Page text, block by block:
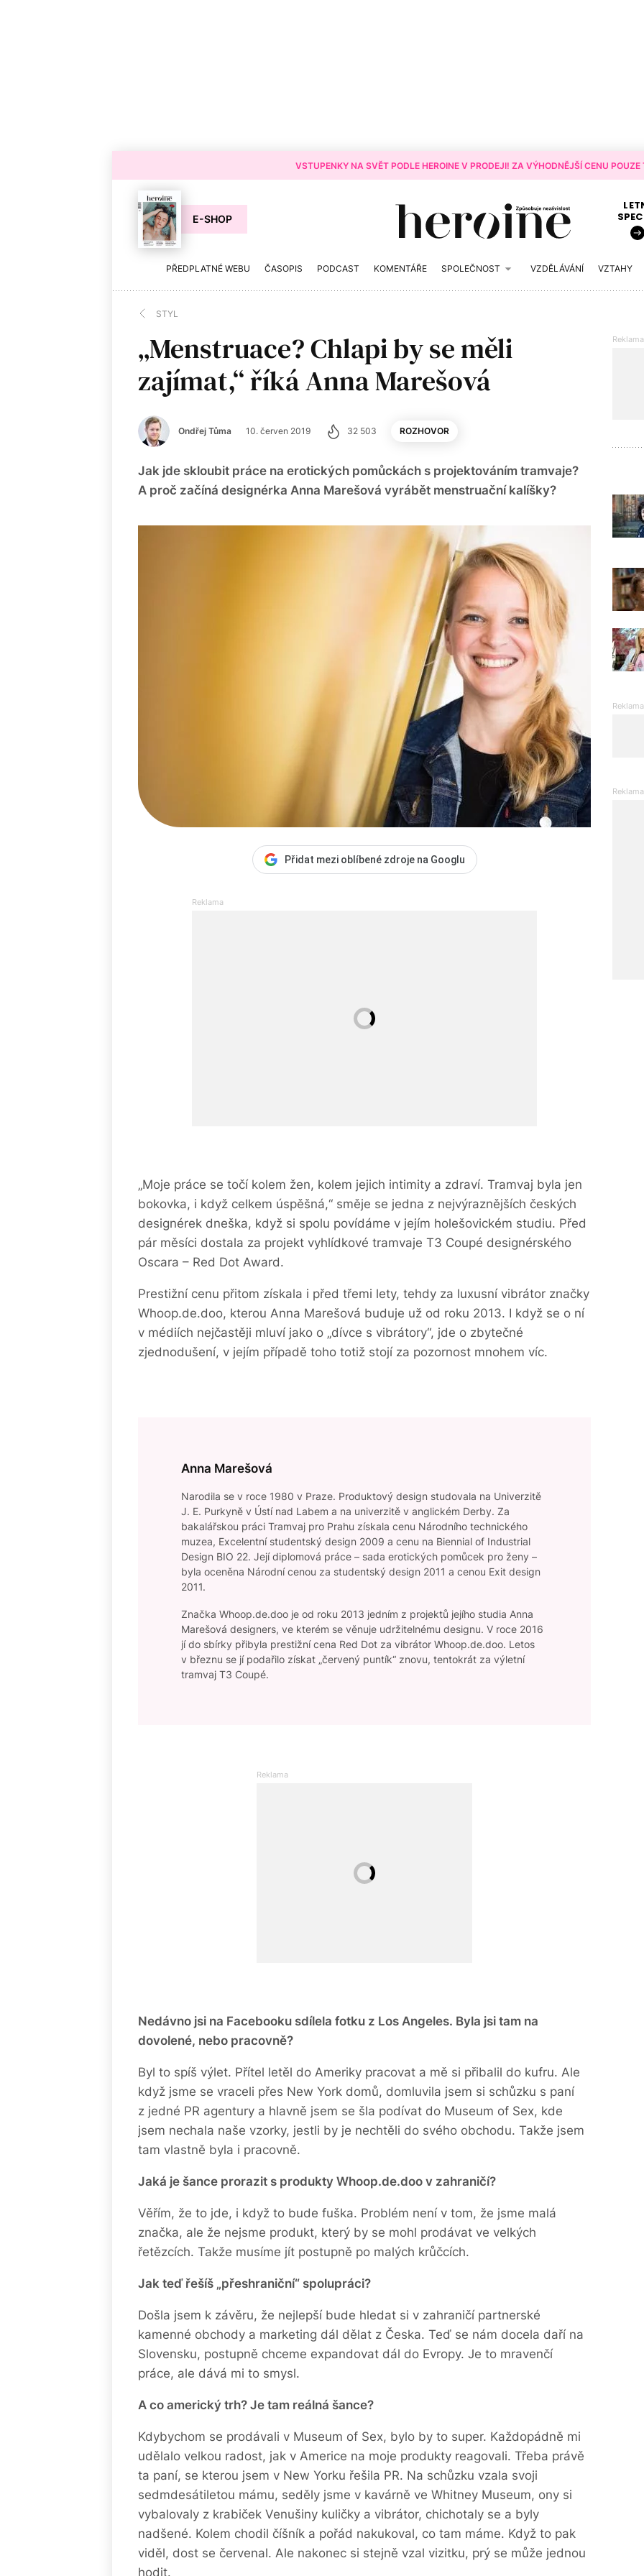
VSTUPENKY NA SVĚT PODLE HEROINE V PRODEJI! ZA VÝHODNĚJŠÍ CENU
E-SHOP
PŘEDPLATNÉ WEBU ČASOPIS PODCAST KOMENTÁŘE SPOLEČNOST VZDĚLÁVÁNÍ VZTAHY
STYL
„Menstruace? Chlapi by se měli
zajímat,“ říká Anna Marešová
Ondřej Tůma 10. červen 2019 32 503 ROZHOVOR
Jak jde skloubit práce na erotických pomůckách s projektováním tramvaje?
A proč začíná designérka Anna Marešová vyrábět menstruační kalíšky?
Přidat mezi oblíbené zdroje na Googlu
„Moje práce se točí kolem žen, kolem jejich intimity a zdraví. Tramvaj byla jen
bokovka, i když celkem úspěšná,“ směje se jedna z nejvýraznějších českých
designérek dneška, když si spolu povídáme v jejím holešovickém studiu. Před
pár měsíci dostala za projekt vyhlídkové tramvaje T3 Coupé designérského
Oscara – Red Dot Award.
Prestižní cenu přitom získala i před třemi lety, tehdy za luxusní vibrátor značky
Whoop.de.doo, kterou Anna Marešová buduje už od roku 2013. I když se o ní
v médiích nejčastěji mluví jako o „dívce s vibrátory“, jde o zbytečné
zjednodušení, v jejím případě toho totiž stojí za pozornost mnohem víc.
Anna Marešová
Narodila se v roce 1980 v Praze. Produktový design studovala na Univerzitě
J. E. Purkyně v Ústí nad Labem a na univerzitě v anglickém Derby. Za
bakalářskou práci Tramvaj pro Prahu získala cenu Národního technického
muzea, Excelentní studentský design 2009 a cenu na Biennial of Industrial
Design BIO 22. Její diplomová práce – sada erotických pomůcek pro ženy –
byla oceněna Národní cenou za studentský design 2011 a cenou Exit design
2011.
Značka Whoop.de.doo je od roku 2013 jedním z projektů jejího studia Anna
Marešová designers, ve kterém se věnuje udržitelnému designu. V roce 2016
jí do sbírky přibyla prestižní cena Red Dot za vibrátor Whoop.de.doo. Letos
v březnu se jí podařilo získat „červený puntík“ znovu, tentokrát za výletní
tramvaj T3 Coupé.
Nedávno jsi na Facebooku sdílela fotku z Los Angeles. Byla jsi tam na
dovolené, nebo pracovně?
Byl to spíš výlet. Přítel letěl do Ameriky pracovat a mě si přibalil do kufru. Ale
když jsme se vraceli přes New York domů, domluvila jsem si schůzku s paní
z jedné PR agentury a hlavně jsem se šla podívat do Museum of Sex, kde
jsem nechala naše vzorky, jestli by je nechtěli do svého obchodu. Takže jsem
tam vlastně byla i pracovně.
Jaká je šance prorazit s produkty Whoop.de.doo v zahraničí?
Věřím, že to jde, i když to bude fuška. Problém není v tom, že jsme malá
značka, ale že nejsme produkt, který by se mohl prodávat ve velkých
řetězcích. Takže musíme jít postupně po malých krůčcích.
Jak teď řešíš „přeshraniční“ spolupráci?
Došla jsem k závěru, že nejlepší bude hledat si v zahraničí partnerské
kamenné obchody a marketing dál dělat z Česka. Teď se nám docela daří na
Slovensku, postupně chceme expandovat dál do Evropy. Je to mravenčí
práce, ale dává mi to smysl.
A co americký trh? Je tam reálná šance?
Kdybychom se prodávali v Museum of Sex, bylo by to super. Každopádně mi
udělalo velkou radost, jak v Americe na moje produkty reagovali. Třeba právě
ta paní, se kterou jsem v New Yorku řešila PR. Na schůzku vzala svoji
sedmdesátiletou mámu, seděly jsme v kavárně ve Whitney Museum, ony si
vybalovaly z krabiček Venušiny kuličky a vibrátor, chichotaly se a byly
nadšené. Kolem chodil číšník a pořád nakukoval, co tam máme. Když to pak
viděl, dost se červenal. Ale nakonec si stejně vzal vizitku, prý se může jednou
hodit.